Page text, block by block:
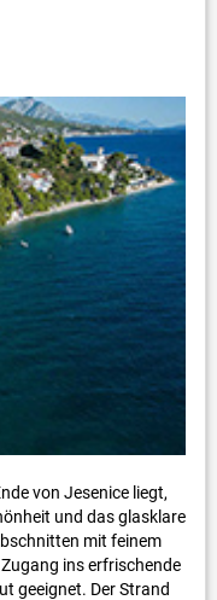
von Jesenice liegt,
und das glasklare
mit feinem
ins erfrischende
geeignet. Der Strand